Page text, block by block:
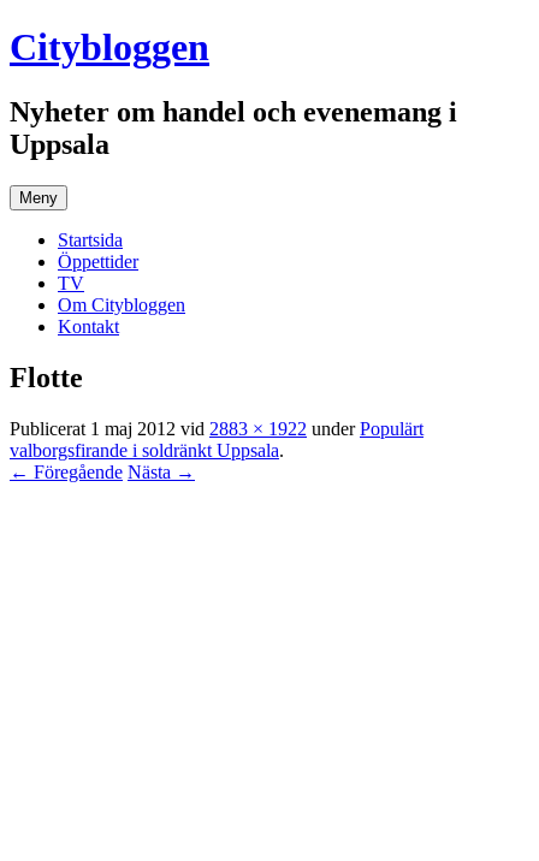
Hoppa
till
Citybloggen
Nyheter om handel och evenemang i
Uppsala
Meny
Startsida
Öppettider
TV
Om Citybloggen
Kontakt
Flotte
Publicerat 1 maj 2012 vid 2883 × 1922 underPopulärt
valborgsfirande i soldränkt Uppsala.
← Föregående Nästa →